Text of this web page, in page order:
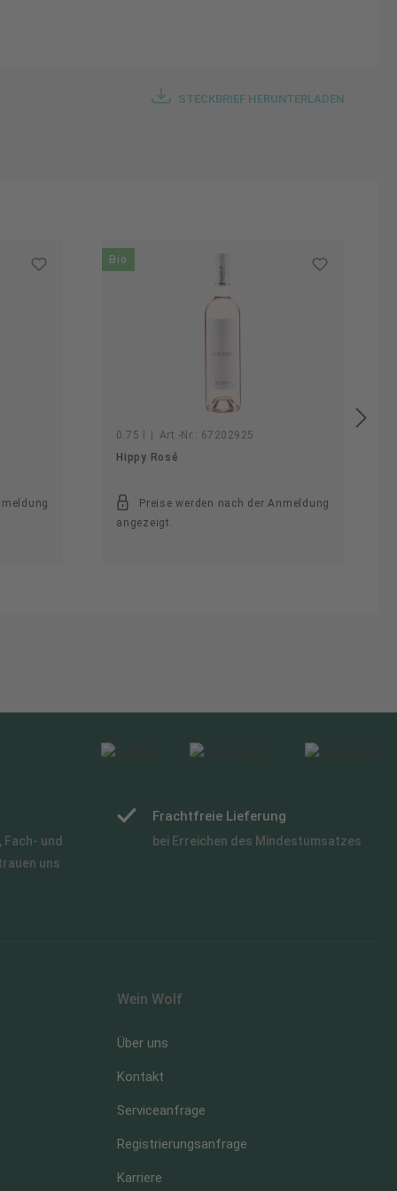
STECKBRIEF HERUNTERLADEN
Bio
0.75 l Art.-Nr.: 67202925
Hippy Rosé
Preise werden nach der Anmeldung
angezeigt.
und
uns
Frachtfreie Lieferung
bei Erreichen des Mindestumsatzes
Wein Wolf
Über uns
Kontakt
Serviceanfrage
Registrierungsanfrage
Karriere